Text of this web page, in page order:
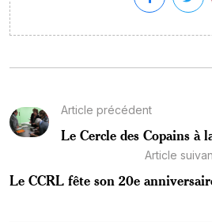
Article précédent
Le Cercle des Copains à
Article
Le CCRL fête son 20e